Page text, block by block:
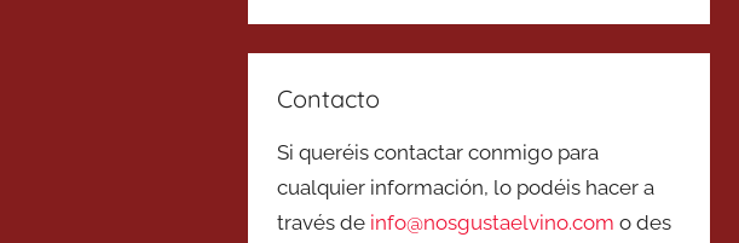
Contacto
Si queréis contactar conmigo para
cualquier información, lo podéis hacer a
través de info@nosgustaelvino.com o des